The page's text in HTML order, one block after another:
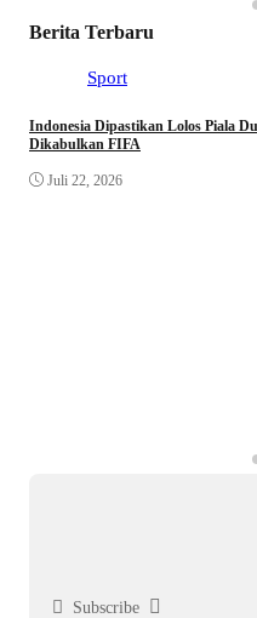
Berita Terbaru
Sport
Indonesia Dipastikan Lolos Piala
Dikabulkan FIFA
Juli 22, 2026
Subscribe